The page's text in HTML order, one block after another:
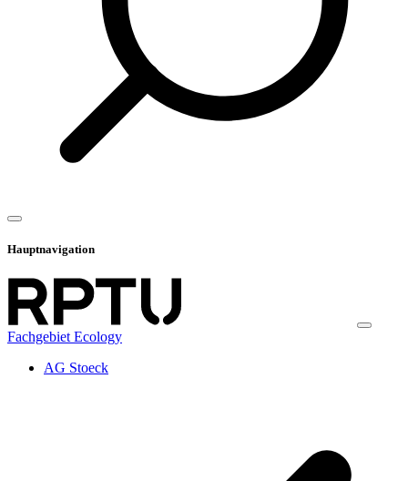
Hauptnavigation
Fachgebiet Ecology
AG Stoeck